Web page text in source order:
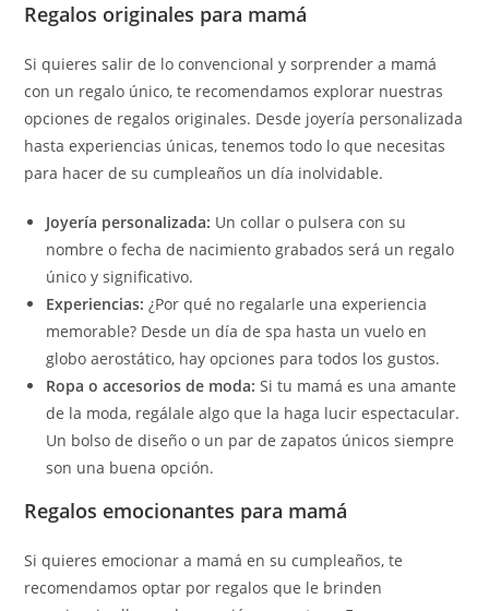
Regalos originales para mamá
Si quieres salir de lo convencional y sorprender a mamá
con un regalo único, te recomendamos explorar nuestras
opciones de regalos originales. Desde joyería personalizada
hasta experiencias únicas, tenemos todo lo que necesitas
para hacer de su cumpleaños un día inolvidable.
Joyería personalizada: Un collar o pulsera con su
nombre o fecha de nacimiento grabados será un regalo
único y significativo.
Experiencias: ¿Por qué no regalarle una experiencia
memorable? Desde un día de spa hasta un vuelo en
globo aerostático, hay opciones para todos los gustos.
Ropa o accesorios de moda: Si tu mamá es una amante
de la moda, regálale algo que la haga lucir espectacular.
Un bolso de diseño o un par de zapatos únicos siempre
son una buena opción.
Regalos emocionantes para mamá
Si quieres emocionar a mamá en su cumpleaños, te
recomendamos optar por regalos que le brinden